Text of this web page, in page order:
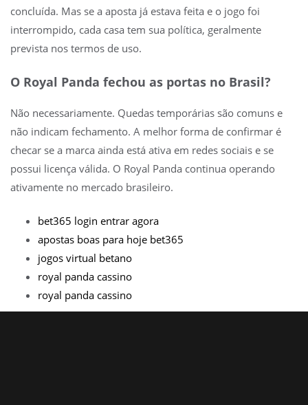
concluída. Mas se a aposta já estava feita e o jogo foi
interrompido, cada casa tem sua política, geralmente
prevista nos termos de uso.
O Royal Panda fechou as portas no Brasil?
Não necessariamente. Quedas temporárias são comuns e
não indicam fechamento. A melhor forma de confirmar é
checar se a marca ainda está ativa em redes sociais e se
possui licença válida. O Royal Panda continua operando
ativamente no mercado brasileiro.
bet365 login entrar agora
apostas boas para hoje bet365
jogos virtual betano
royal panda cassino
royal panda cassino